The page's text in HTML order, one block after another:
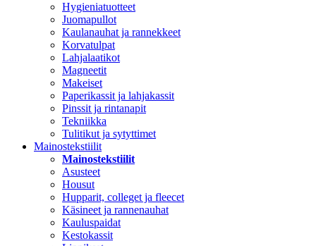
Hygieniatuotteet
Juomapullot
Kaulanauhat ja rannekkeet
Korvatulpat
Lahjalaatikot
Magneetit
Makeiset
Paperikassit ja lahjakassit
Pinssit ja rintanapit
Tekniikka
Tulitikut ja sytyttimet
Mainostekstiilit
Mainostekstiilit
Asusteet
Housut
Hupparit, colleget ja fleecet
Käsineet ja rannenauhat
Kauluspaidat
Kestokassit